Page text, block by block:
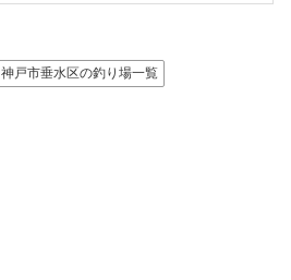
神戸市垂水区の釣り場一覧